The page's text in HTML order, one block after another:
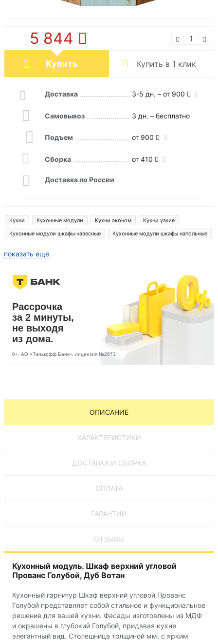
5 844
Купить Купить в 1 клик
Доставка 3-5 дн. – от 900
Самовывоз 3 дн. – бесплатно
Подъем от 900
Сборка от 410
Доставка по России
Кухни Кухонные модули Кухни эконом
Кухни узкие
Кухонные модули шкафы навесные
Кухонные модули шкафы напольные
показать еще
Рассрочка
за 2 минуты,
не выходя
из дома.
0+, АО «Тинькофф Банк», лицензия №2673
ОПИСАНИЕ
ХАРАКТЕРИСТИКИ
ДОСТАВКА И СБОРКА
ОПЛАТА
ГАРАНТИИ
ОТЗЫВЫ
Кухонный модуль. Шкаф верхний угловой
Прованс Голубой, Дуб Вотан
Кухонный гарнитур Шкаф верхний угловой Прованс
Голубой представляет собой стильное и функциональное
решение для вашей кухни. Фасады изготовлены из МДФ
и окрашены в глубокий Голубой, придавая кухне
элегантный вид. Столешница толщиной мм, с ярким